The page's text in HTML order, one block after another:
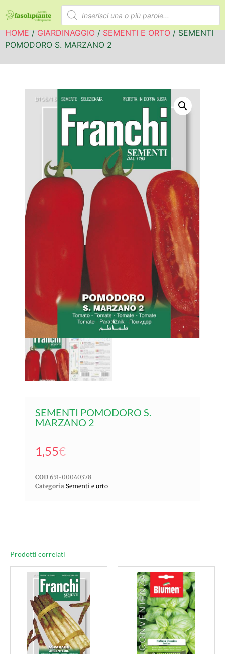
HOME/GIARDINAGGIO/SEMENTI E ORTO/ SEMENTI
POMODORO S. MARZANO 2
SEMENTI POMODORO S.
MARZANO 2
1,55€
COD 651-00040378
Categoria Sementi e orto
Prodotti correlati